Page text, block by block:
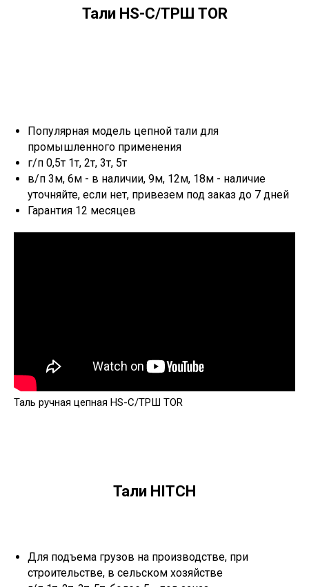
Тали HS-C/ТРШ TOR
Популярная модель цепной тали для
промышленного применения
г/п 0,5т 1т, 2т, 3т, 5т
в/п 3м, 6м - в наличии, 9м, 12м, 18м - наличие
уточняйте, если нет, привезем под заказ до 7 дней
Гарантия 12 месяцев
Таль ручная цепная HS-C/ТРШ TOR
Тали HITCH
Для подъема грузов на производстве, при
строительстве, в сельском хозяйстве